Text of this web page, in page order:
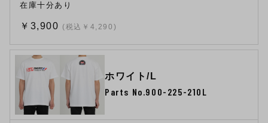
在庫十分あり
￥3,900 (税込￥4,290)
ホワイト/L
Parts No.900-225-210L